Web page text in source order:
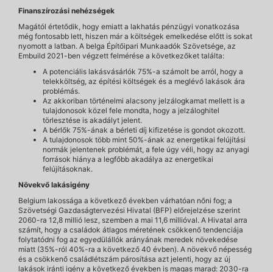
Finanszírozási nehézségek
Magától értetődik, hogy emiatt a lakhatás pénzügyi vonatkozása
még fontosabb lett, hiszen már a költségek emelkedése előtt is sokat
nyomott a latban. A belga Építőipari Munkaadók Szövetsége, az
Embuild 2021-ben végzett felmérése a következőket találta:
A potenciális lakásvásárlók 75%-a számolt be arról, hogy a
telekköltség, az építési költségek és a meglévő lakások ára
problémás.
Az akkoriban történelmi alacsony jelzálogkamat mellett is a
tulajdonosok közel fele mondta, hogy a jelzáloghitel
törlesztése is akadályt jelent.
A bérlők 75%-ának a bérleti díj kifizetése is gondot okozott.
A tulajdonosok több mint 50%-ának az energetikai felújítási
normák jelentenek problémát, a fele úgy véli, hogy az anyagi
források hiánya a legfőbb akadálya az energetikai
felújításoknak.
Növekvő lakásigény
Belgium lakossága a következő években várhatóan nőni fog; a
Szövetségi Gazdaságtervezési Hivatal (BFP) előrejelzése szerint
2060-ra 12,8 millió lesz, szemben a mai 11,6 millióval. A Hivatal arra
számít, hogy a családok átlagos méretének csökkenő tendenciája
folytatódni fog az egyedülállók arányának meredek növekedése
miatt (35%-ról 40%-ra a következő 40 évben). A növekvő népesség
és a csökkenő családlétszám párosítása azt jelenti, hogy az új
lakások iránti igény a következő években is magas marad: 2030-ra